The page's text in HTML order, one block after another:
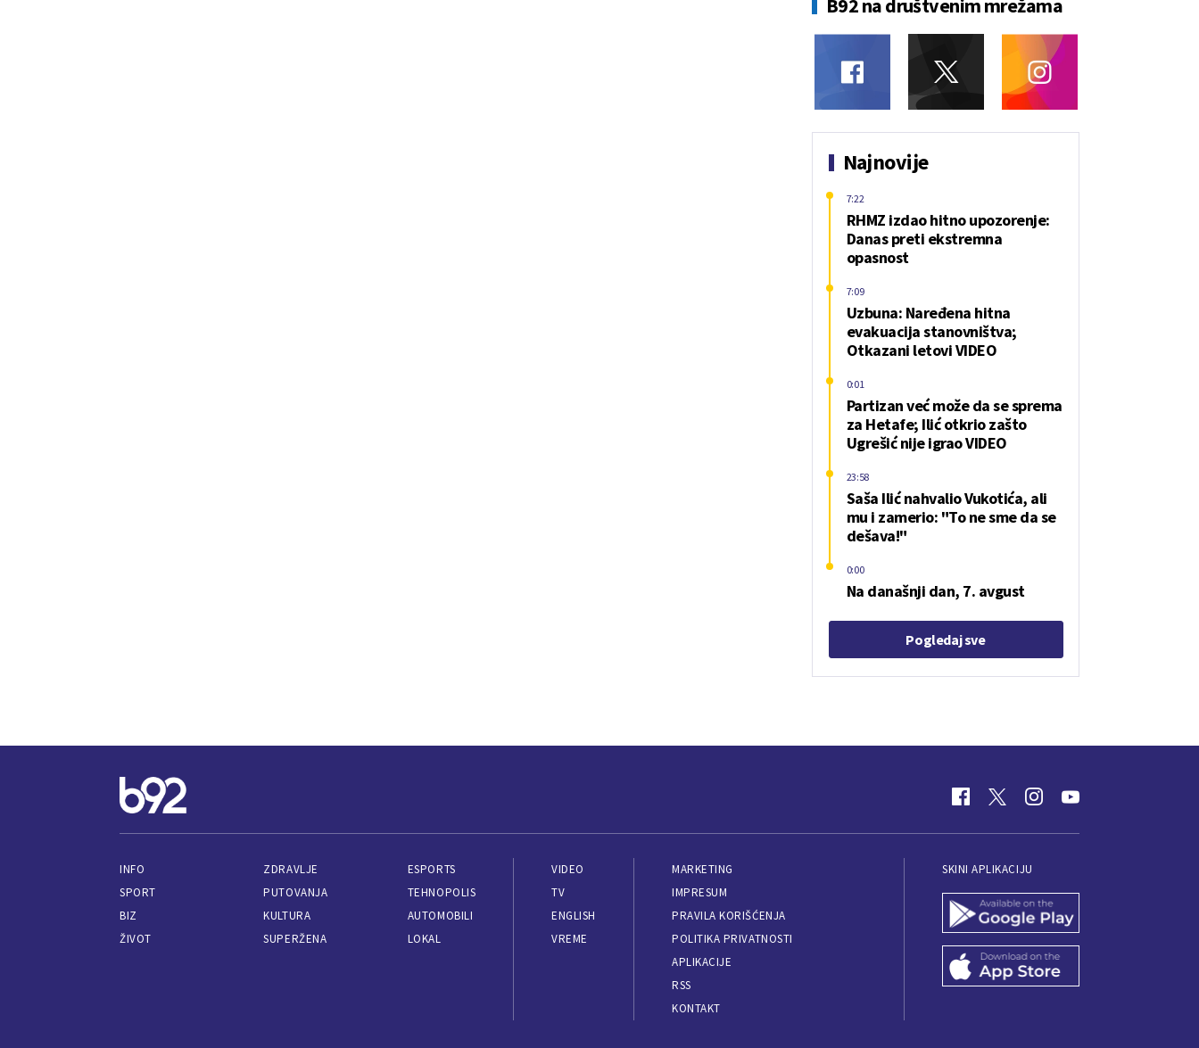
B92 na društvenim mrežama
Najnovije
RHMZ izdao hitno upozorenje:
Danas preti ekstremna
opasnost
7:22
Uzbuna: Naređena hitna
evakuacija stanovništva;
Otkazani letovi VIDEO
7:09
Partizan već može da se sprema
za Hetafe; Ilić otkrio zašto
Ugrešić nije igrao VIDEO
0:01
Saša Ilić nahvalio Vukotića, ali
mu i zamerio: "To ne sme da se
dešava!"
23:58
Na današnji dan, 7. avgust
0:00
Pogledaj sve
INFO
SPORT
BIZ
ŽIVOT
ZDRAVLJE
PUTOVANJA
KULTURA
SUPERŽENA
ESPORTS
TEHNOPOLIS
AUTOMOBILI
LOKAL
VIDEO
TV
ENGLISH
VREME
MARKETING
IMPRESUM
PRAVILA KORIŠĆENJA
POLITIKA PRIVATNOSTI
APLIKACIJE
RSS
KONTAKT
SKINI APLIKACIJU